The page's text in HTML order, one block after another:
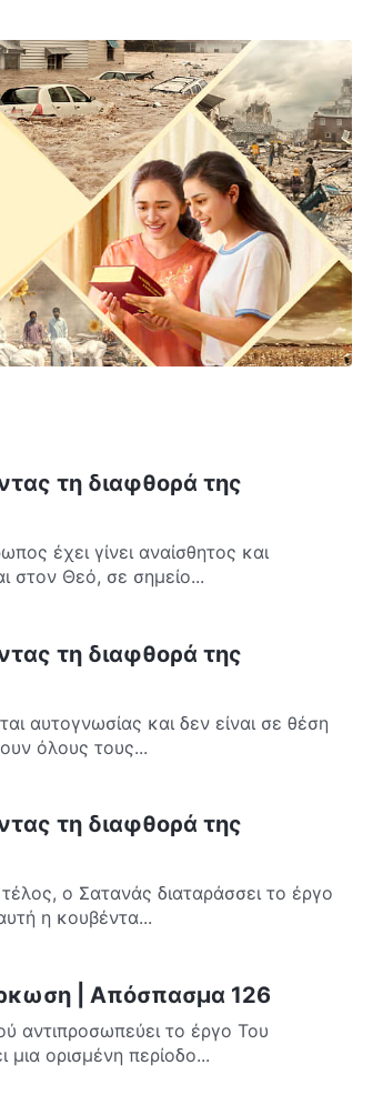
τη διαφθορά της
έχει γίνει αναίσθητος και
στον Θεό, σε σημείο...
τη διαφθορά της
αυτογνωσίας και δεν είναι σε θέση
όλους τους...
τη διαφθορά της
ο Σατανάς διαταράσσει το έργο
η κουβέντα...
| Απόσπασμα 126
αντιπροσωπεύει το έργο Του
ορισμένη περίοδο...